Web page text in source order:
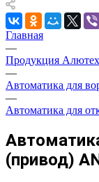
Главная
—
Продукция Алютех
—
Автоматика для
—
Автоматика для
(привод)